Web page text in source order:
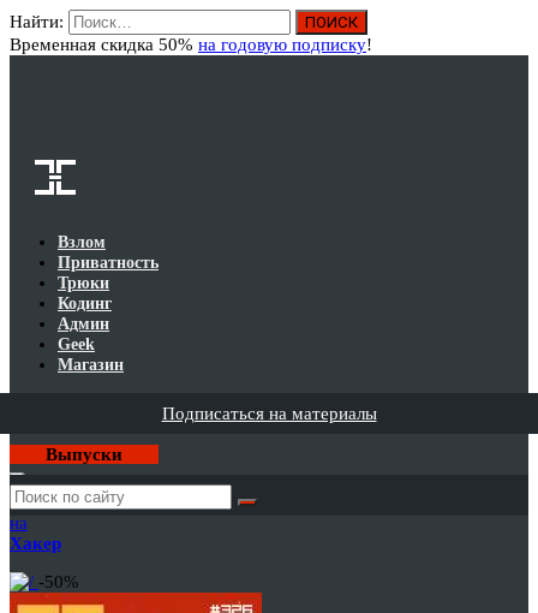
Найти:
Временная скидка 50% на годовую подписку!
Взлом
Приватность
Трюки
Кодинг
Админ
Geek
Магазин
Подписаться на материалы
Выпуски
Годовая
подписка
на
Хакер
-50%